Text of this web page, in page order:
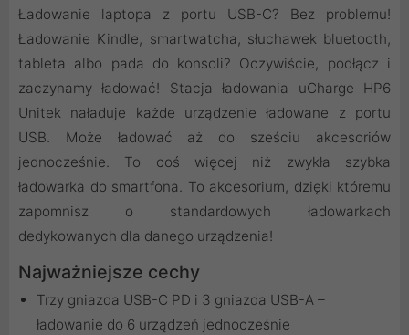
Ładowanie laptopa z portu USB-C? Bez problemu!
Ładowanie Kindle, smartwatcha, słuchawek bluetooth,
tableta albo pada do konsoli? Oczywiście, podłącz i
zaczynamy ładować! Stacja ładowania uCharge HP6
Unitek naładuje każde urządzenie ładowane z portu
USB. Może ładować aż do sześciu akcesoriów
jednocześnie. To coś więcej niż zwykła szybka
ładowarka do smartfona. To akcesorium, dzięki któremu
zapomnisz o standardowych ładowarkach
dedykowanych dla danego urządzenia!
Najważniejsze cechy
Trzy gniazda USB-C PD i 3 gniazda USB-A –
ładowanie do 6 urządzeń jednocześnie